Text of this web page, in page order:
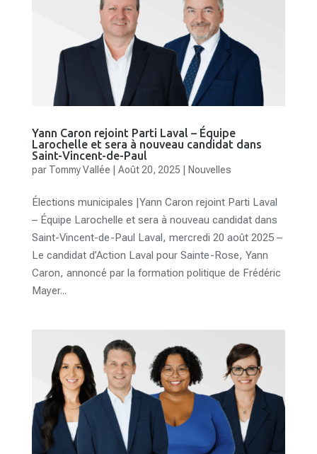
Yann Caron rejoint Parti Laval – Équipe
Larochelle et sera à nouveau candidat dans
Saint-Vincent-de-Paul
par Tommy Vallée Août 20, 2025 Nouvelles
Élections municipales |Yann Caron rejoint Parti Laval
– Équipe Larochelle et sera à nouveau candidat dans
Saint-Vincent-de-Paul Laval, mercredi 20 août 2025 –
Le candidat d’Action Laval pour Sainte-Rose, Yann
Caron, annoncé par la formation politique de Frédéric
Mayer...